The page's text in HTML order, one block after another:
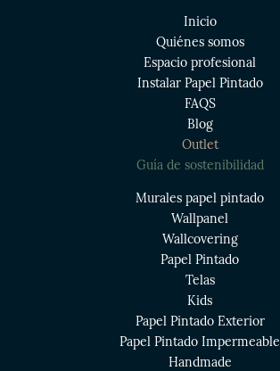
Inicio
Quiénes somos
Espacio profesional
Instalar Papel Pintado
FAQS
Blog
Outlet
Guía de sostenibilidad
Murales papel pintado
Wallpanel
Wallcovering
Papel Pintado
Telas
Kids
Papel Pintado Exterior
Papel Pintado Impermeable
Handmade